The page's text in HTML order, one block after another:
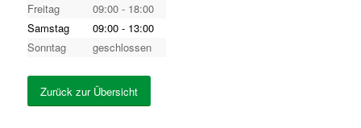
Freitag
09:00 - 18:00
Samstag
09:00 - 13:00
Sonntag
geschlossen
Zurück zur Übersicht